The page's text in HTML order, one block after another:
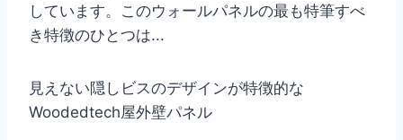
しています。このウォールパネルの最も特筆すべ
き特徴のひとつは...
見えない隠しビスのデザインが特徴的な
Woodedtech屋外壁パネル